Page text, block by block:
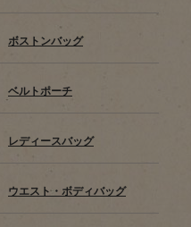
ボストンバッグ
ベルトポーチ
レディースバッグ
ウエスト・ボディバッグ